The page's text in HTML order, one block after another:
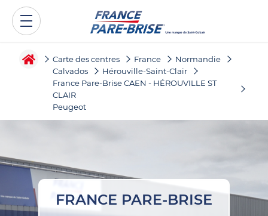
Carte des centres France
Normandie
Calvados
Hérouville-Saint-Clair
France Pare-Brise CAEN - HÉROUVILLE ST
CLAIR
Peugeot
FRANCE PARE-BRISE